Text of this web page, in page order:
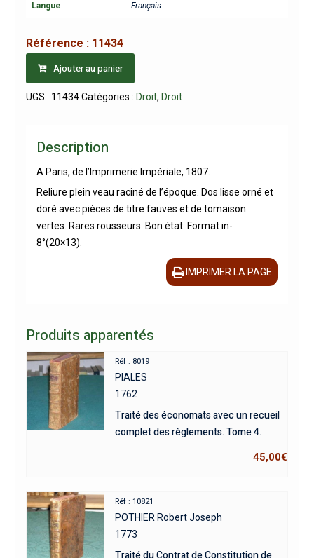
Langue Français
Référence : 11434
Ajouter au panier
UGS : 11434 Catégories : Droit, Droit
Description
A Paris, de l’Imprimerie Impériale, 1807.
Reliure plein veau raciné de l’époque. Dos lisse orné et
doré avec pièces de titre fauves et de tomaison
vertes. Rares rousseurs. Bon état. Format in-
8°(20×13).
IMPRIMER LA PAGE
Produits apparentés
Réf : 8019
PIALES
1762
Traité des économats avec un recueil
complet des règlements. Tome 4.
45,00€
Réf : 10821
POTHIER Robert Joseph
1773